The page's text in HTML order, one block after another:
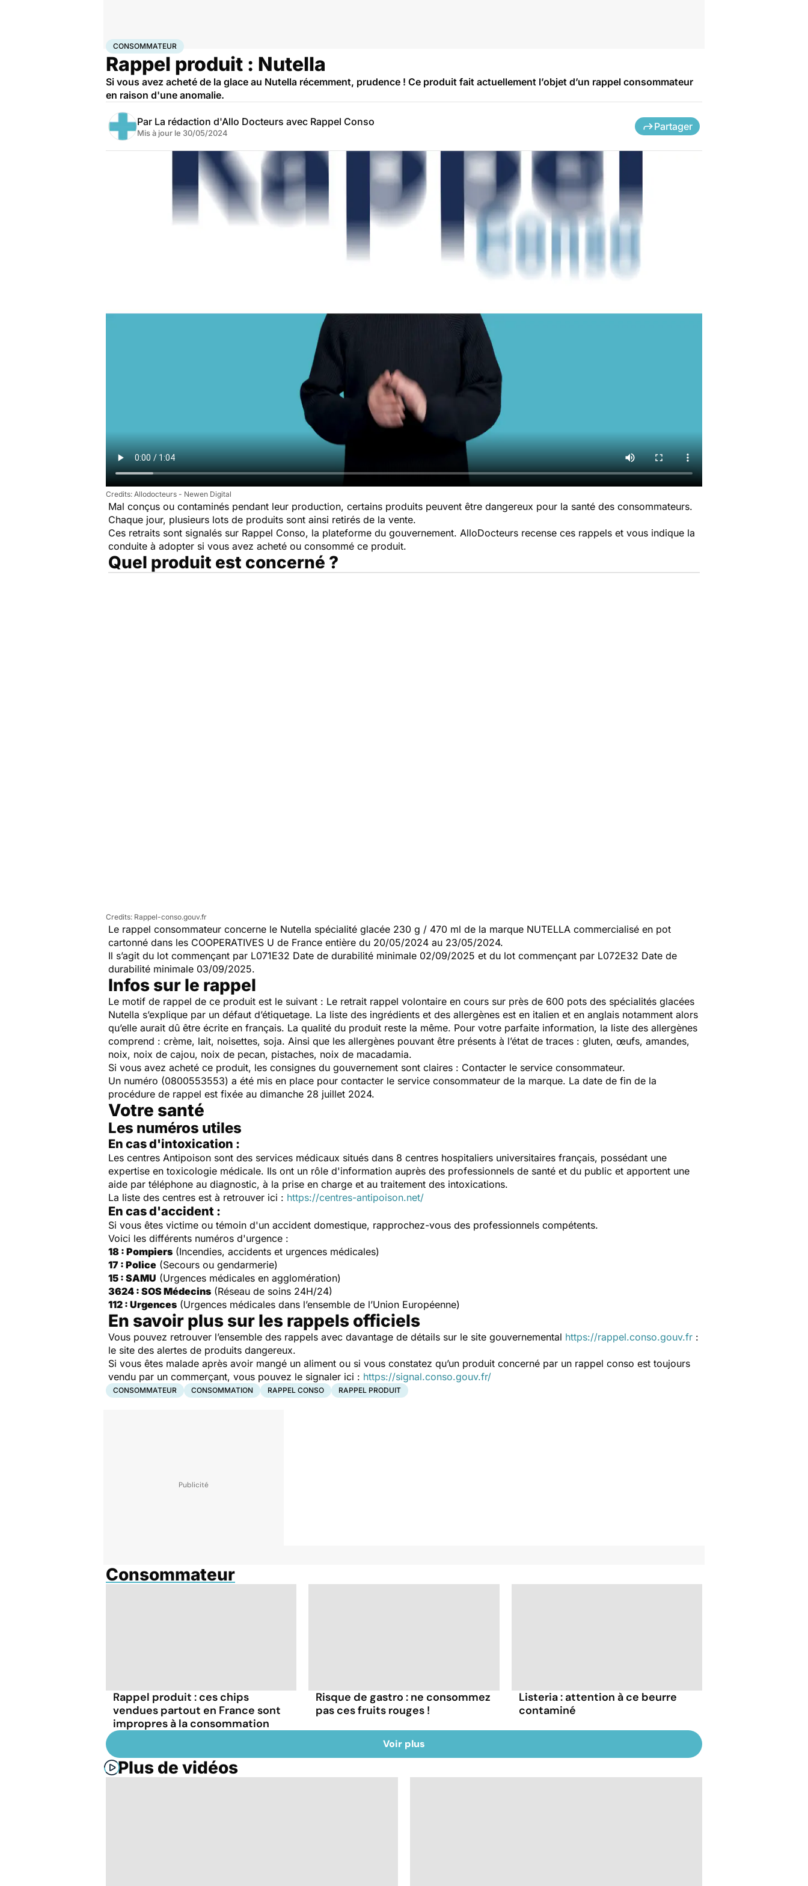
AccueilSantéConsommateur
CONSOMMATEUR
Rappel produit : Nutella
Si vous avez acheté de la glace au Nutella récemment, prudence ! Ce produit fait actuellement l’objet d’un rappel consommateur
en raison d'une anomalie.
Par La rédaction d'Allo Docteurs avec Rappel Conso
Mis à jour le 30/05/2024
Partager
Allodocteurs - Newen Digital
Mal conçus ou contaminés pendant leur production, certains produits peuvent être dangereux pour la santé des consommateurs.
Chaque jour, plusieurs lots de produits sont ainsi retirés de la vente.
Ces retraits sont signalés sur Rappel Conso, la plateforme du gouvernement. AlloDocteurs recense ces rappels et vous indique la
conduite à adopter si vous avez acheté ou consommé ce produit.
Quel produit est concerné ?
Rappel-conso.gouv.fr
Le rappel consommateur concerne le Nutella spécialité glacée 230 g / 470 ml de la marque NUTELLA commercialisé en pot
cartonné dans les COOPERATIVES U de France entière du 20/05/2024 au 23/05/2024.
Il s’agit du lot commençant par L071E32 Date de durabilité minimale 02/09/2025 et du lot commençant par L072E32 Date de
durabilité minimale 03/09/2025.
Infos sur le rappel
Le motif de rappel de ce produit est le suivant : Le retrait rappel volontaire en cours sur près de 600 pots des spécialités glacées
Nutella s’explique par un défaut d’étiquetage. La liste des ingrédients et des allergènes est en italien et en anglais notamment alors
qu’elle aurait dû être écrite en français. La qualité du produit reste la même. Pour votre parfaite information, la liste des allergènes
comprend : crème, lait, noisettes, soja. Ainsi que les allergènes pouvant être présents à l’état de traces : gluten, œufs, amandes,
noix, noix de cajou, noix de pecan, pistaches, noix de macadamia.
Si vous avez acheté ce produit, les consignes du gouvernement sont claires : Contacter le service consommateur.
Un numéro (0800553553) a été mis en place pour contacter le service consommateur de la marque. La date de fin de la
procédure de rappel est fixée au dimanche 28 juillet 2024.
Votre santé
Les numéros utiles
En cas d'intoxication :
Les centres Antipoison sont des services médicaux situés dans 8 centres hospitaliers universitaires français, possédant une
expertise en toxicologie médicale. Ils ont un rôle d'information auprès des professionnels de santé et du public et apportent une
aide par téléphone au diagnostic, à la prise en charge et au traitement des intoxications.
La liste des centres est à retrouver ici : https://centres-antipoison.net/
En cas d'accident :
Si vous êtes victime ou témoin d'un accident domestique, rapprochez-vous des professionnels compétents.
Voici les différents numéros d'urgence :
18 : Pompiers (Incendies, accidents et urgences médicales)
17 : Police (Secours ou gendarmerie)
15 : SAMU (Urgences médicales en agglomération)
3624 : SOS Médecins (Réseau de soins 24H/24)
112 : Urgences (Urgences médicales dans l’ensemble de l’Union Européenne)
En savoir plus sur les rappels officiels
Vous pouvez retrouver l’ensemble des rappels avec davantage de détails sur le site gouvernemental https://rappel.conso.gouv.fr :
le site des alertes de produits dangereux.
Si vous êtes malade après avoir mangé un aliment ou si vous constatez qu’un produit concerné par un rappel conso est toujours
vendu par un commerçant, vous pouvez le signaler ici : https://signal.conso.gouv.fr/
CONSOMMATEUR CONSOMMATION RAPPEL CONSO RAPPEL PRODUIT
Consommateur
Rappel produit : ces chips
vendues partout en France sont
impropres à la consommation
Risque de gastro : ne consommez
pas ces fruits rouges !
Listeria : attention à ce beurre
contaminé
Voir plus
Plus de vidéos